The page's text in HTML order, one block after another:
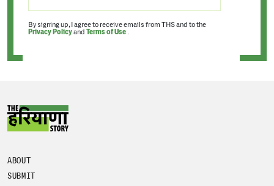
By signing up, I agree to receive emails from THS and to the
Privacy Policyand Terms of Use .
ABOUT
SUBMIT